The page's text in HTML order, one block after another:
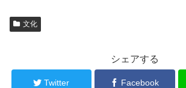
文化
シェアする
Twitter Facebook